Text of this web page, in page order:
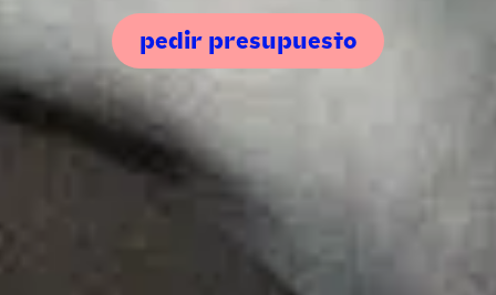
pedir presupuesto